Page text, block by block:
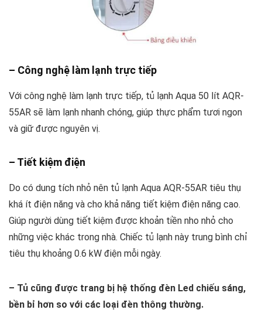
– Công nghệ làm lạnh trực tiếp
Với công nghệ làm lạnh trực tiếp, tủ lạnh Aqua 50 lít AQR-
55AR sẽ làm lạnh nhanh chóng, giúp thực phẩm tươi ngon
và giữ được nguyên vị.
– Tiết kiệm điện
Do có dung tích nhỏ nên tủ lạnh Aqua AQR-55AR tiêu thụ
khá ít điện năng và cho khả năng tiết kiệm điện năng cao.
Giúp người dùng tiết kiệm được khoản tiền nho nhỏ cho
những việc khác trong nhà. Chiếc tủ lạnh này trung bình chỉ
tiêu thụ khoảng 0.6 kW điện mỗi ngày.
– Tủ cũng được trang bị hệ thống đèn Led chiếu sáng,
bền bỉ hơn so với các loại đèn thông thường.